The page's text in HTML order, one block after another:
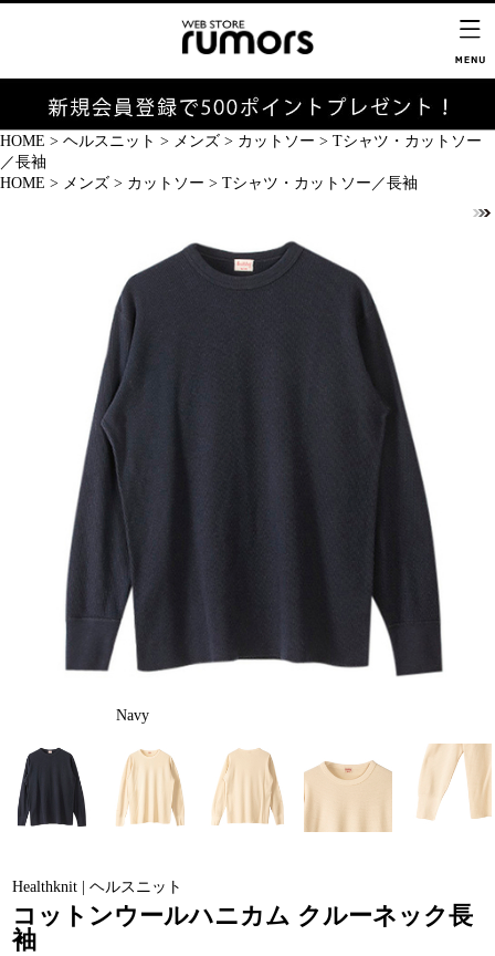
HOME > ヘルスニット > メンズ > カットソー > Tシャツ・カットソー
／長袖
HOME > メンズ > カットソー > Tシャツ・カットソー／長袖
Navy
Healthknit | ヘルスニット
コットンウールハニカム クルーネック長
袖